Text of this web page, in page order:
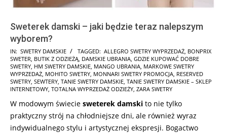
Sweterek damski – jaki będzie teraz nalepszym
wyborem?
2024-
10-
08
IN: SWETRY DAMSKIE TAGGED: ALLEGRO SWETRY WYPRZEDAŻ BONPRIX
SWETER BUTIK Z ODZIEŻĄ DAMSKIE UBRANIA GDZIE KUPOWAĆ DOBRE
SWETRY HM SWETRY DAMSKIE MANGO UBRANIA MARKOWE SWETRY
WYPRZEDAŻ MOHITO SWETRY MONNARI SWETRY PROMOCJA RESERVED
SWETRY SEWTERY TANIE SWETRY DAMSKIE TANIE SWETRY DAMSKIE – SKLEP
INTERNETOWY TOTALNA WYPRZEDAŻ ODZIEŻY ZARA SWETRY
W modowym świecie sweterek damski to nie tylko
praktyczny strój na chłodniejsze dni, ale również wyraz
indywidualnego stylu i artystycznej ekspresji. Bogactwo